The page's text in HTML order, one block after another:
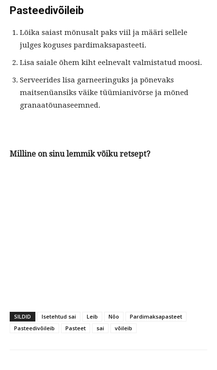
Pasteedivõileib
Lõika saiast mõnusalt paks viil ja määri sellele
julges koguses pardimaksapasteeti.
Lisa saiale õhem kiht eelnevalt valmistatud moosi.
Serveerides lisa garneeringuks ja põnevaks
maitsenüansiks väike tüümianivõrse ja mõned
granaatõunaseemned.
Milline on sinu lemmik võiku retsept?
SILDID Isetehtud sai Leib Nõo
Pardimaksapasteet
Pasteedivõileib
Pasteet sai võileib